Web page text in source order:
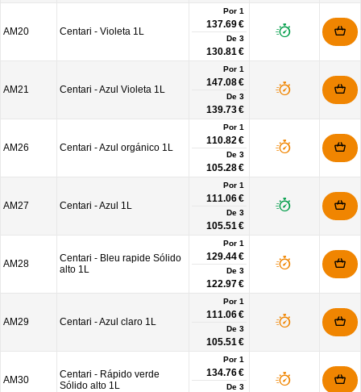
AM20 Centari - Violeta 1L
Por 1
137.69 €
De 3
130.81 €
AM21 Centari - Azul Violeta 1L
Por 1
147.08 €
De 3
139.73 €
AM26 Centari - Azul orgánico 1L
Por 1
110.82 €
De 3
105.28 €
AM27 Centari - Azul 1L
Por 1
111.06 €
De 3
105.51 €
AM28
Centari - Bleu rapide Sólido
alto 1L
Por 1
129.44 €
De 3
122.97 €
AM29 Centari - Azul claro 1L
Por 1
111.06 €
De 3
105.51 €
AM30
Centari - Rápido verde
Sólido alto 1L
Por 1
134.76 €
De 3